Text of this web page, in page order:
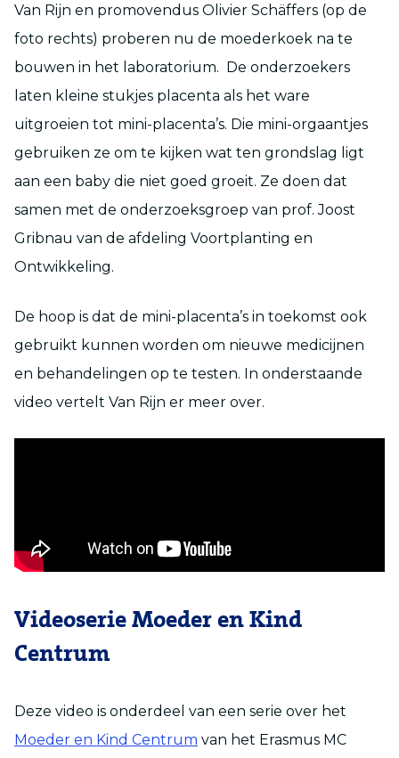
Van Rijn en promovendus Olivier Schäffers (op de
foto rechts) proberen nu de moederkoek na te
bouwen in het laboratorium. De onderzoekers
laten kleine stukjes placenta als het ware
uitgroeien tot mini-placenta’s. Die mini-orgaantjes
gebruiken ze om te kijken wat ten grondslag ligt
aan een baby die niet goed groeit. Ze doen dat
samen met de onderzoeksgroep van prof. Joost
Gribnau van de afdeling Voortplanting en
Ontwikkeling.
De hoop is dat de mini-placenta’s in toekomst ook
gebruikt kunnen worden om nieuwe medicijnen
en behandelingen op te testen. In onderstaande
video vertelt Van Rijn er meer over.
Videoserie Moeder en Kind
Centrum
Deze video is onderdeel van een serie over het
Moeder en Kind Centrum van het Erasmus MC